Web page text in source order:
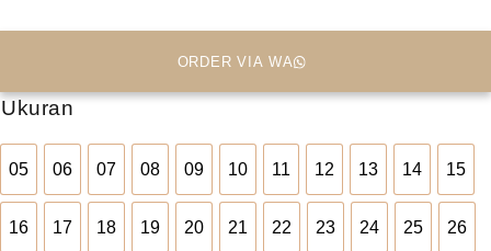
ORDER VIA WA
Ukuran
05
05
06
06
07
07
08
08
09
09
10
10
11
11
12
12
13
13
14
14
15
15
16
16
17
17
18
18
19
19
20
20
21
21
22
22
23
23
24
24
25
25
26
26